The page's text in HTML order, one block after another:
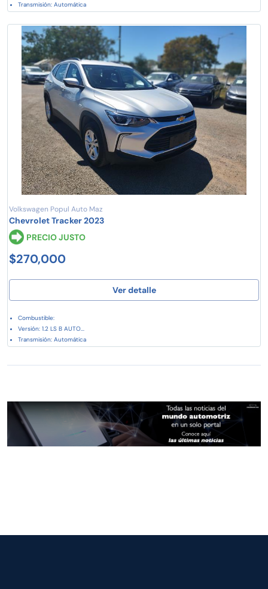
Transmisión: Automática
Volkswagen Popul Auto Maz
Chevrolet Tracker 2023
PRECIO JUSTO
$270,000
Ver detalle
Combustible:
Versión: 1.2 LS B AUTO...
Transmisión: Automática